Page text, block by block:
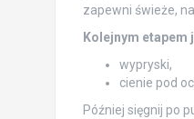
zapewni świeże,
Kolejnym
wypryski,
cienie pod
Później sięgnij po